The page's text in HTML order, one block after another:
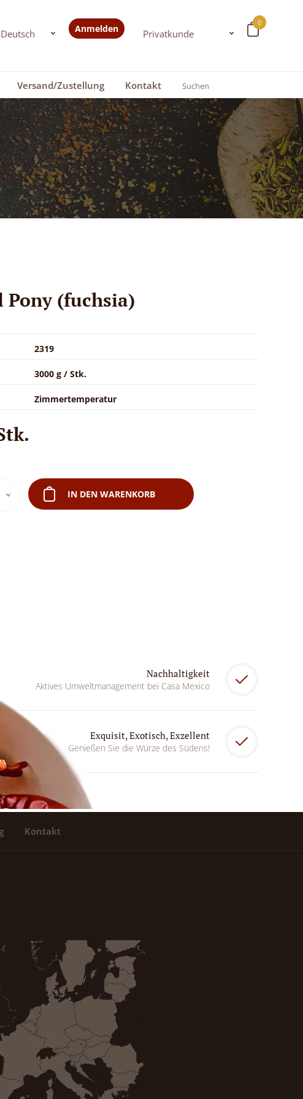
0
Anmelden
Versand/Zustellung Kontakt
Pony (fuchsia)
2319
3000 g / Stk.
Zimmertemperatur
IN DEN WARENKORB
Nachhaltigkeit
Aktives Umweltmanagement bei Casa Mexico
Exquisit, Exotisch, Exzellent
Genießen Sie die Würze des Südens!
Kontakt